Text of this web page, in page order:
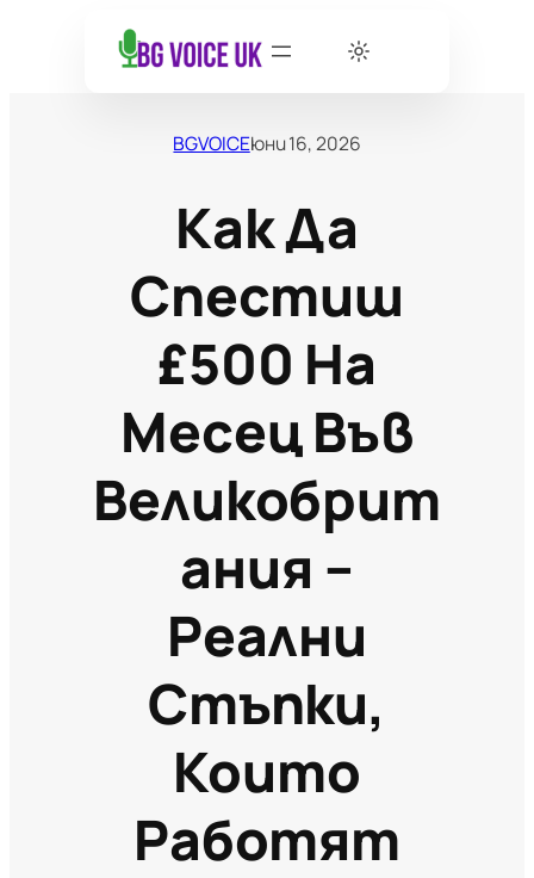
BGVOICEюни 16, 2026
Как Да
Спестиш
£500 На
Месец Във
Великобрит
Ания –
Реални
Стъпки,
Които
Работят